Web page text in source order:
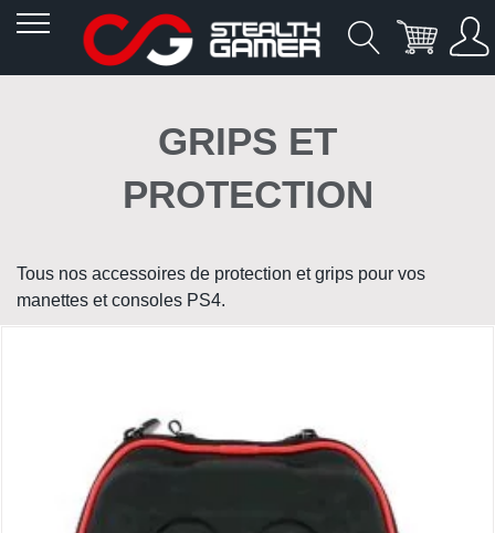
GRIPS ET
PROTECTION
Tous nos accessoires de protection et grips pour vos
manettes et consoles PS4.